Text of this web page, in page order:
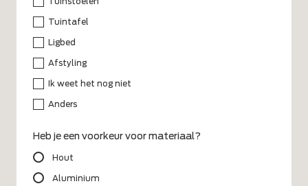
Tuintafel
Ligbed
Afstyling
Ik weet het nog niet
Anders
Heb je een voorkeur voor materiaal?
Hout
Aluminium